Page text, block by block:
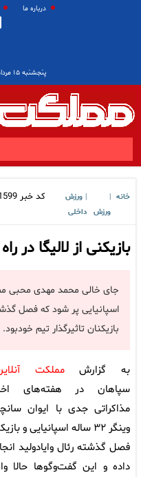
درباره ما
پنجشنبه ۱۵ مرداد ۱۴۰۵
خانه
ورزش
ورزش
داخلی
کد خبر
بازیکنی از لالیگا در
جای خالی محمد مهدی محبی
اسپانیایی پر شود که فصل
بازیکنان تاثیرگذار تیم خودبود.
به گزارشمملکت
سپاهان در هفته‌های
مذاکراتی جدی با ایوان
وینگر ۳۲ ساله اسپانیایی و
فصل گذشته رئال وایادولید
داده و این گفت‌وگوها حالا